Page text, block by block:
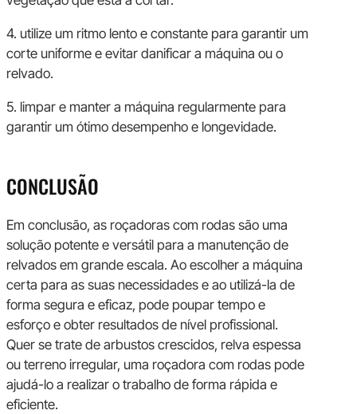
4. utilize um ritmo lento e constante para garantir um
corte uniforme e evitar danificar a máquina ou o
relvado.
5. limpar e manter a máquina regularmente para
garantir um ótimo desempenho e longevidade.
CONCLUSÃO
Em conclusão, as roçadoras com rodas são uma
solução potente e versátil para a manutenção de
relvados em grande escala. Ao escolher a máquina
certa para as suas necessidades e ao utilizá-la de
forma segura e eficaz, pode poupar tempo e
esforço e obter resultados de nível profissional.
Quer se trate de arbustos crescidos, relva espessa
ou terreno irregular, uma roçadora com rodas pode
ajudá-lo a realizar o trabalho de forma rápida e
eficiente.